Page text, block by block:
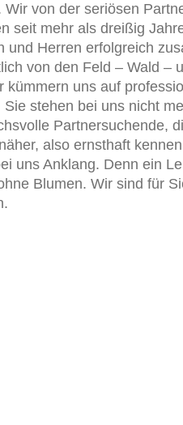
von der seriösen
seit mehr als dreißig
und Herren erfolgreich
von den Feld – Wald –
kümmern uns auf
stehen bei uns nicht
Partnersuchende,
also ernsthaft
uns Anklang. Denn ein
Blumen. Wir sind für